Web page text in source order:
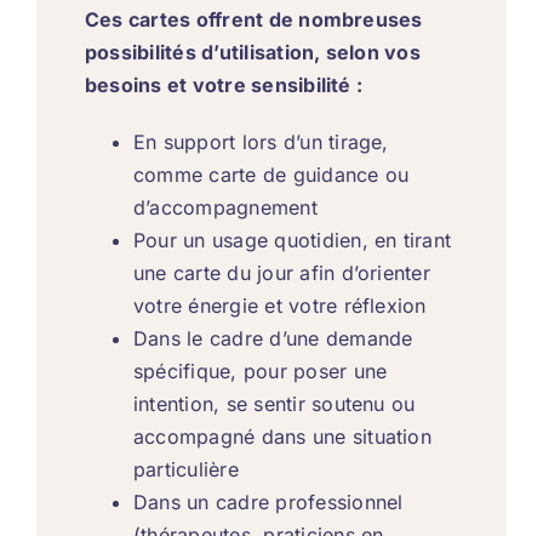
Ces cartes offrent de nombreuses
possibilités d’utilisation, selon vos
besoins et votre sensibilité :
En support lors d’un tirage,
comme carte de guidance ou
d’accompagnement
Pour un usage quotidien, en tirant
une carte du jour afin d’orienter
votre énergie et votre réflexion
Dans le cadre d’une demande
spécifique, pour poser une
intention, se sentir soutenu ou
accompagné dans une situation
particulière
Dans un cadre professionnel